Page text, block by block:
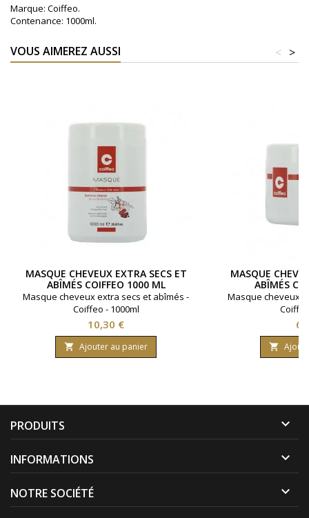
Marque: Coiffeo.
Contenance: 1000ml.
VOUS AIMEREZ AUSSI >
<
MASQUE CHEVEUX EXTRA SECS ET
ABÎMÉS COIFFEO 1000 ML
Masque cheveux extra secs et abîmés -
Coiffeo - 1000ml
Prix
10,30 €
 Ajouter au panier
MASQUE
ABÎMÉS
Masque cheveux

PRODUITS 
INFORMATIONS 
NOTRE SOCIÉTÉ 